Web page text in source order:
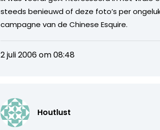
steeds benieuwd of deze foto’s per
campagne van de Chinese Esquire.
2 juli 2006 om 08:48
Houtlust